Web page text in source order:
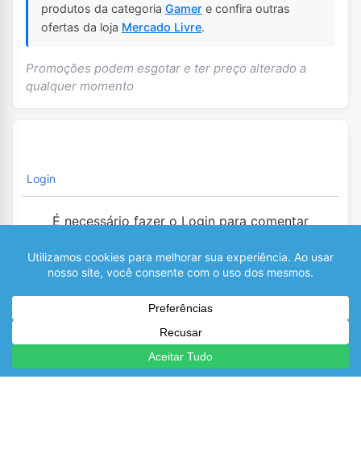
produtos da categoria Gamer e confira outras
ofertas da loja Mercado Livre.
Promoções podem esgotar e ter preço alterado a
qualquer momento
Login
É necessário fazer o Login para comentar
0 COMENTÁRIOS